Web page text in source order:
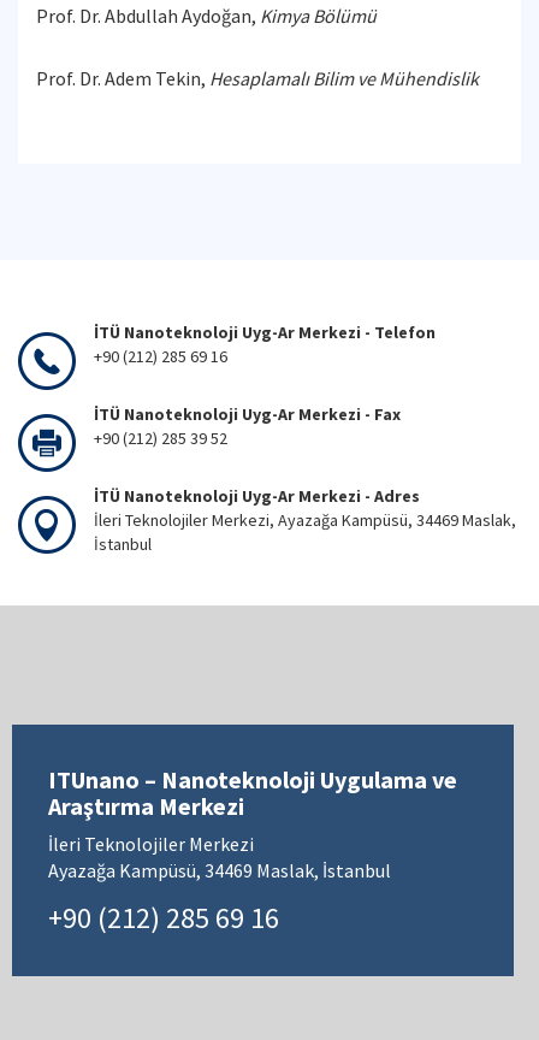
Prof. Dr. Abdullah Aydoğan, Kimya Bölümü
Prof. Dr. Adem Tekin, Hesaplamalı Bilim ve Mühendislik
İTÜ Nanoteknoloji Uyg-Ar Merkezi - Telefon
+90 (212) 285 69 16
İTÜ Nanoteknoloji Uyg-Ar Merkezi - Fax
+90 (212) 285 39 52
İTÜ Nanoteknoloji Uyg-Ar Merkezi - Adres
İleri Teknolojiler Merkezi, Ayazağa Kampüsü, 34469 Maslak,
İstanbul
ITUnano – Nanoteknoloji Uygulama ve
Araştırma Merkezi
İleri Teknolojiler Merkezi
Ayazağa Kampüsü, 34469 Maslak, İstanbul
+90 (212) 285 69 16